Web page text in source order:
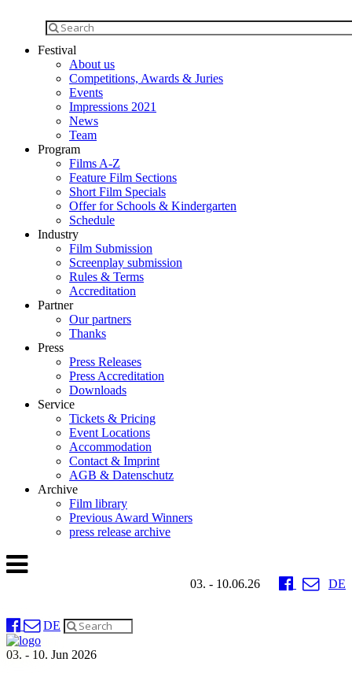
Festival
About us
Competitions, Awards & Juries
Events
Impressions 2021
News
Team
Program
Films A-Z
Feature Film Sections
Short Film Specials
Offer for Schools & Kindergarten
Schedule
Industry
Film Submission
Screenplay submission
Rules & Terms
Accreditation
Partner
Our partners
Thanks
Press
Press Releases
Press Accreditation
Downloads
Service
Tickets & Pricing
Event Locations
Accommodation
Contact & Imprint
AGB & Datenschutz
Archive
Film library
Previous Award Winners
press release archive
03. - 10.06.26 DE
DE
03. - 10. Jun 2026